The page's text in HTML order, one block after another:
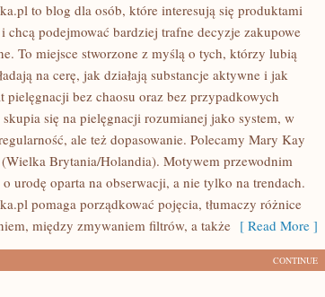
to blog dla osób, które interesują się produktami
chcą podejmować bardziej trafne decyzje zakupowe
To miejsce stworzone z myślą o tych, którzy lubią
na cerę, jak działają substancje aktywne i jak
pielęgnacji bez chaosu oraz bez przypadkowych
się na pielęgnacji rozumianej jako system, w
ale też dopasowanie. Polecamy Mary Kay
Brytania/Holandia). Motywem przewodnim
urodę oparta na obserwacji, a nie tylko na trendach.
pomaga porządkować pojęcia, tłumaczy różnice
między zmywaniem filtrów, a także [ Read More ]
CONTINUE